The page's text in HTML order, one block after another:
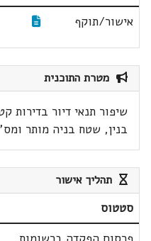
אישור/תוקף
מטרת התוכנית
שיפור תנאי דיור בדירות
בנין, שטח בניה מותר
תהליך אישור
סטטוס